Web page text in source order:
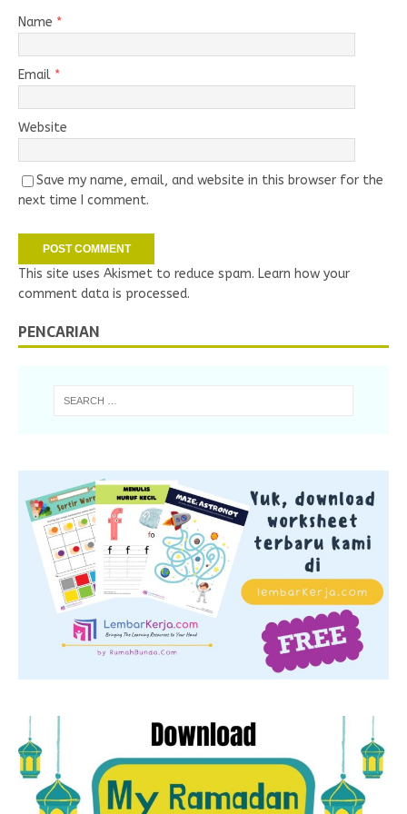
Name *
Email *
Website
Save my name, email, and website in this browser for the
next time I comment.
This site uses Akismet to reduce spam. Learn how your
comment data is processed.
PENCARIAN